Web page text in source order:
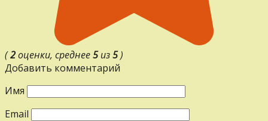
(2оценки, среднее5из5)
Добавить комментарий
Имя
Email